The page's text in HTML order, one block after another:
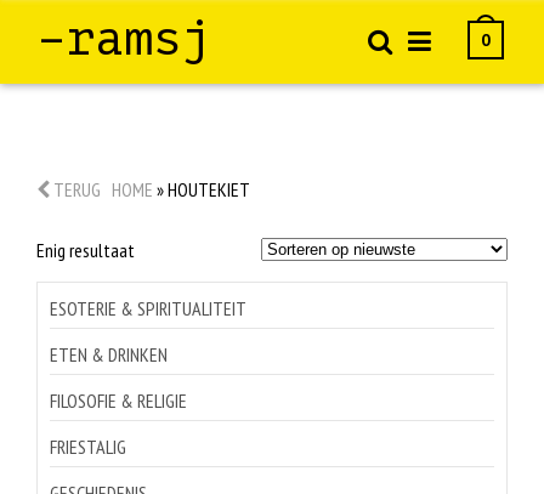
–ramsj 0
TERUG HOME »HOUTEKIET
Enig resultaat
ESOTERIE & SPIRITUALITEIT
ETEN & DRINKEN
FILOSOFIE & RELIGIE
FRIESTALIG